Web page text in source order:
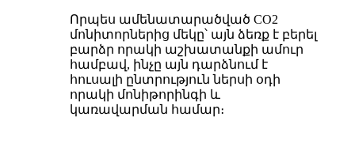
Որպես ամենատարածված CO2
մոնիտորներից մեկը՝ այն ձեռք է բերել
բարձր որակի աշխատանքի ամուր
համբավ, ինչը այն դարձնում է
հուսալի ընտրություն ներսի օդի
որակի մոնիթորինգի և
կառավարման համար։